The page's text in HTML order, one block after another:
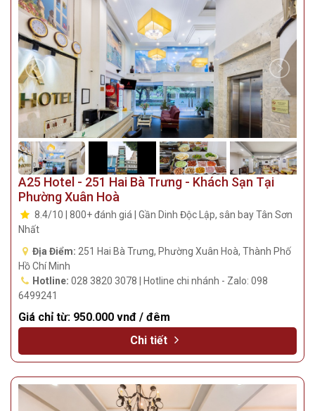
A25 Hotel - 251 Hai Bà Trưng - Khách Sạn Tại
Phường Xuân Hoà
8.4/10 | 800+ đánh giá | Gần Dinh Độc Lập, sân bay Tân Sơn
Nhất
Địa Điểm: 251 Hai Bà Trưng, Phường Xuân Hoà, Thành Phố
Hồ Chí Minh
Hotline: 028 3820 3078 | Hotline chi nhánh - Zalo: 098
6499241
Giá chỉ từ: 950.000 vnđ / đêm
Chi tiết